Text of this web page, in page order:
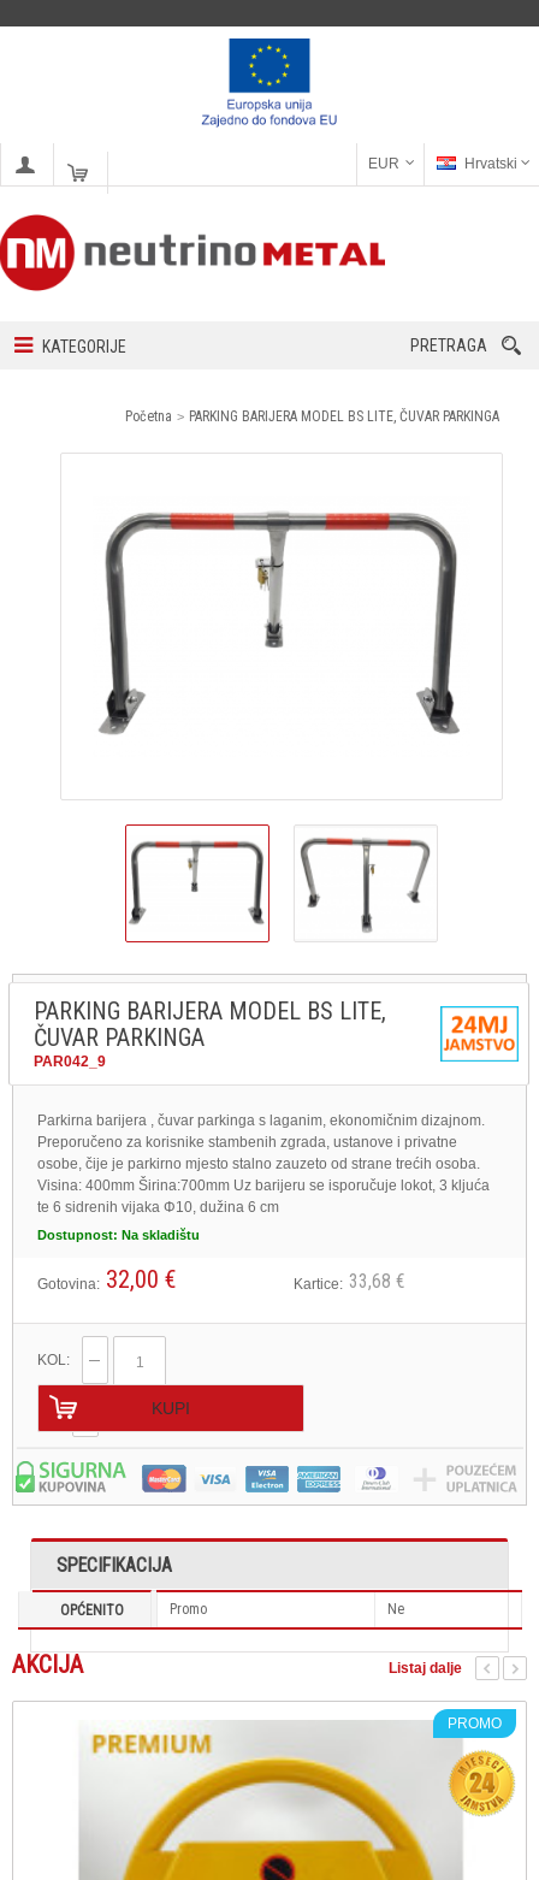
EUR Hrvatski
KATEGORIJE PRETRAGA
Početna PARKING BARIJERA MODEL BS LITE, ČUVAR PARKINGA
PARKING BARIJERA MODEL BS LITE,
ČUVAR PARKINGA
PAR042_9
Parkirna barijera , čuvar parkinga s laganim, ekonomičnim dizajnom.
Preporučeno za korisnike stambenih zgrada, ustanove i privatne
osobe, čije je parkirno mjesto stalno zauzeto od strane trećih osoba.
Visina: 400mm Širina:700mm Uz barijeru se isporučuje lokot, 3 kljuća
te 6 sidrenih vijaka Φ10, dužina 6 cm
Dostupnost: Na skladištu
Gotovina: 32,00 € Kartice: 33,68 €
KOL:
KUPI
SPECIFIKACIJA
OPĆENITO Promo Ne
AKCIJA Listaj dalje
PROMO